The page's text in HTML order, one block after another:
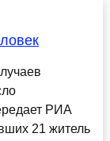
РИА
21 житель